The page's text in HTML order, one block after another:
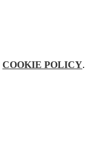
COOKIE POLICY.